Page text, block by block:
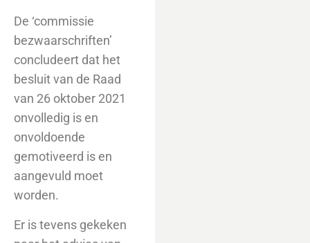
De ‘commissie
bezwaarschriften’
concludeert dat het
besluit van de Raad
van 26 oktober 2021
onvolledig is en
onvoldoende
gemotiveerd is en
aangevuld moet
worden.
Er is tevens gekeken